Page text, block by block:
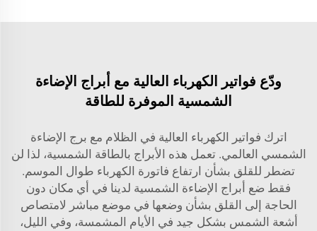
ودّع فواتير الكهرباء العالية مع أبراج الإضاءة
الشمسية الموفرة للطاقة
اترك فواتير الكهرباء العالية في الظلام مع برج الإضاءة
الشمسي العالمي. تعمل هذه الأبراج بالطاقة الشمسية، لذا لن
تضطر للقلق بشأن ارتفاع فاتورة الكهرباء طوال الموسم.
فقط ضع أبراج الإضاءة الشمسية لدينا في أي مكان دون
الحاجة إلى القلق بشأن وضعها في موضع مباشر لامتصاص
أشعة الشمس بشكل جيد في الأيام المشمسة، وفي الليل،